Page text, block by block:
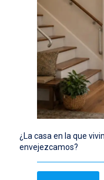
¿La casa en la que
envejezcamos?